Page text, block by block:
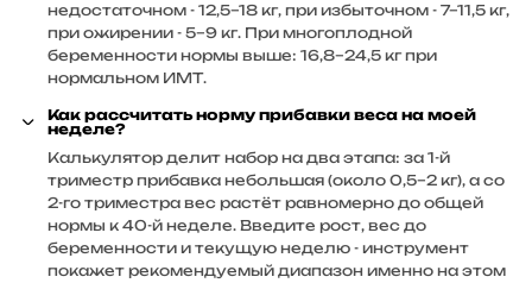
недостаточном - 12,5–18 кг, при избыточном - 7–11,5 кг,
при ожирении - 5–9 кг. При многоплодной
беременности нормы выше: 16,8–24,5 кг при
нормальном ИМТ.
Как рассчитать норму прибавки веса на моей
неделе?
Калькулятор делит набор на два этапа: за 1-й
триместр прибавка небольшая (около 0,5–2 кг), а со
2-го триместра вес растёт равномерно до общей
нормы к 40-й неделе. Введите рост, вес до
беременности и текущую неделю - инструмент
покажет рекомендуемый диапазон именно на этом